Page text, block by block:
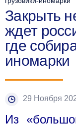
Закрыть
ждет
где
иномарки
29 Ноября
Из